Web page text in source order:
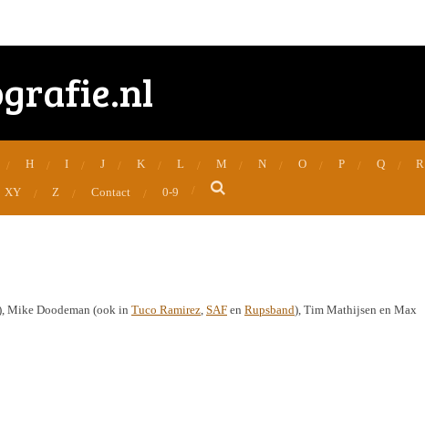
H I J K L M N O P Q R
XY Z Contact 0-9
Mike Doodeman (ook in Tuco Ramirez, SAF en Rupsband), Tim Mathijsen en Max